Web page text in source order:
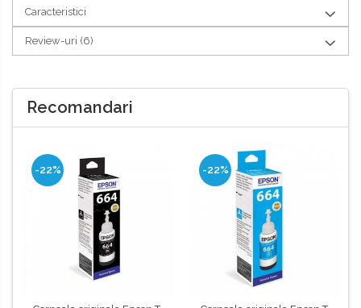
Caracteristici
Review-uri (6)
Recomandari
-22% -22%